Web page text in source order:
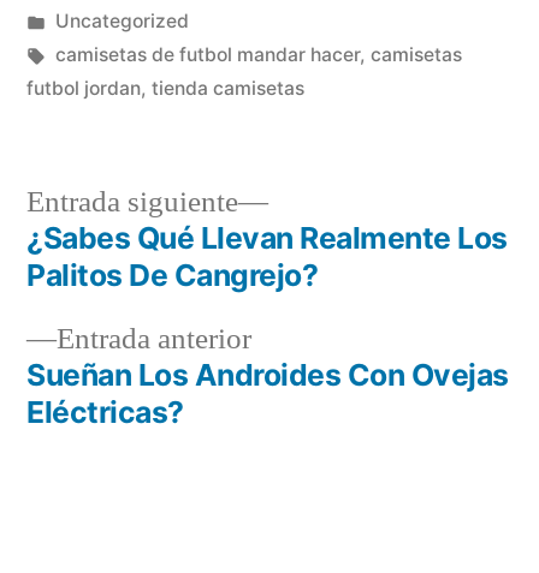
por
Publicado
en
Uncategorized
Etiquetas:
camisetas de futbol mandar hacer, camisetas
futbol jordan, tienda camisetas
Navegación
entradas
Entrada anteriorEntrada
anterior:
Sueñan Los Androides Con Ovejas
Eléctricas?
Entrada siguiente
Entrada
siguiente:
¿Sabes Qué Llevan Realmente Los
Palitos De Cangrejo?